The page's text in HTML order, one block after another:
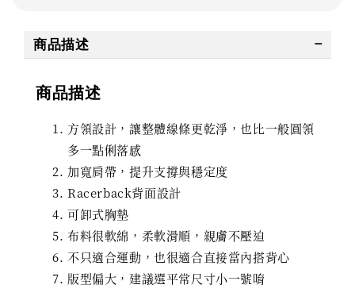
商品描述
商品描述
方領設計，讓整體線條更乾淨，也比一般圓領
多一點俐落感
加寬肩帶，提升支撐與穩定度
Racerback背面設計
可卸式胸墊
布料很軟綿，柔軟滑順，親膚不壓迫
不只適合運動，也很適合直接當內搭背心
版型偏大，建議選平常尺寸小一號唷